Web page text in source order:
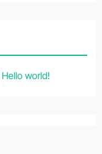
Hello world!